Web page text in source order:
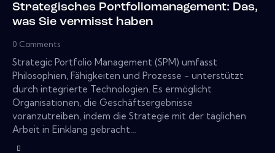
Strategisches Portfoliomanagement: Das,
was Sie vermisst haben
0 Comments
Strategic Portfolio Management (SPM) umfasst
Philosophien, Fähigkeiten und Prozesse - unterstützt
durch integrierte Technologien. Es ermöglicht
Organisationen, die Geschäftsergebnisse
voranzutreiben, indem die Strategie mit der täglichen
Arbeit in Einklang gebracht…